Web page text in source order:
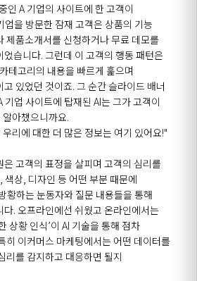
인 A 기업의 사이트에 한 고객이
업을 방문한 잠재 고객은 상품의 기능
제품소개서를 신청하거나 무료 데모를
습니다. 그런데 이 고객의 행동 패턴은
테고리의 내용을 빠르게 훑으며
있었던 것이죠. 그 순간 슬라이드 배너
기업 사이트에 탑재된 AI는 그가 고객이
알아챘으니까요.
리에 대한 더 많은 정보는 여기 있어요!"
고객의 표정을 살피며 고객의 심리를
색상, 디자인 등 어떤 부분 때문에
황하는 눈동자와 질문 내용들을 통해
. 오프라인에선 쉬웠고 온라인에서는
상황 인식’이 AI 기술을 통해 점차
히 이커머스 마케팅에서는 어떤 데이터를
리를 감지하고 대응하면 될지